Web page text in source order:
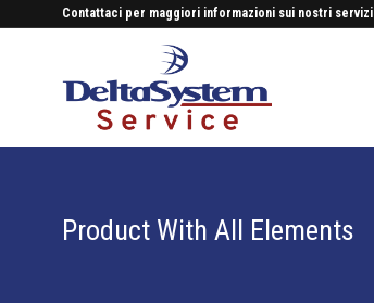
Contattaci per maggiori informazioni sui nostri servizi
Product With All Elements